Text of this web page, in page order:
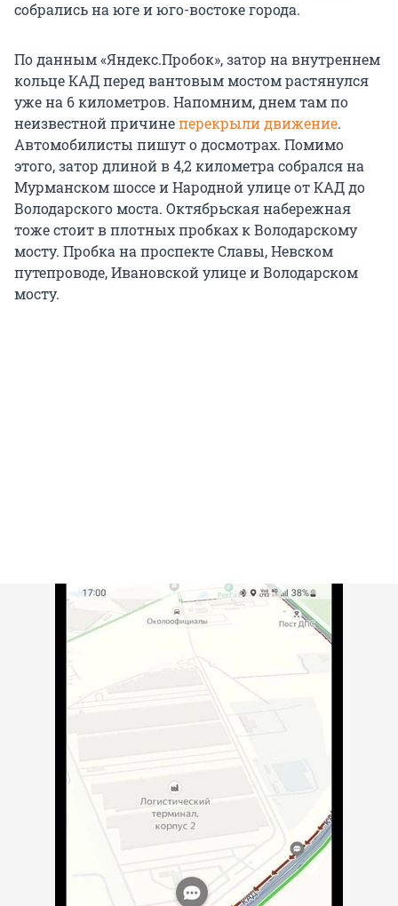
собрались на юге и юго-востоке города.
По данным «Яндекс.Пробок», затор на внутреннем
кольце КАД перед вантовым мостом растянулся
уже на 6 километров. Напомним, днем там по
неизвестной причинеперекрыли движение.
Автомобилисты пишут о досмотрах. Помимо
этого, затор длиной в 4,2 километра собрался на
Мурманском шоссе и Народной улице от КАД до
Володарского моста. Октябрьская набережная
тоже стоит в плотных пробках к Володарскому
мосту. Пробка на проспекте Славы, Невском
путепроводе, Ивановской улице и Володарском
мосту.